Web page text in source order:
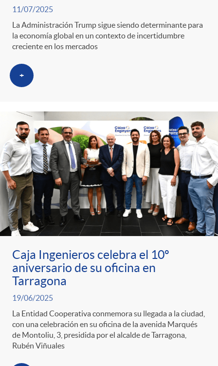
11/07/2025
La Administración Trump sigue siendo determinante para
la economía global en un contexto de incertidumbre
creciente en los mercados
+
Caja Ingenieros celebra el 10º
aniversario de su oficina en
Tarragona
19/06/2025
La Entidad Cooperativa conmemora su llegada a la ciudad,
con una celebración en su oficina de la avenida Marqués
de Montoliu, 3, presidida por el alcalde de Tarragona,
Rubén Viñuales